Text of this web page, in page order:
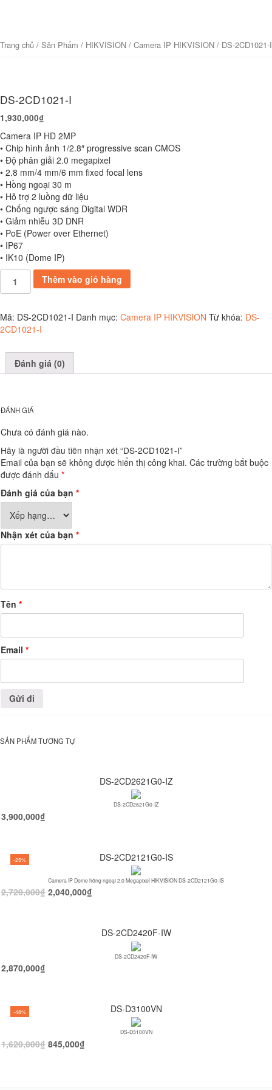
Trang chủ / Sản Phẩm / HIKVISION / Camera IP HIKVISION / DS-2CD1021-I
DS-2CD1021-I
1,930,000₫
Camera IP HD 2MP
• Chip hình ảnh 1/2.8″ progressive scan CMOS
• Độ phân giải 2.0 megapixel
• 2.8 mm/4 mm/6 mm fixed focal lens
• Hồng ngoại 30 m
• Hỗ trợ 2 luồng dữ liệu
• Chống ngược sáng Digital WDR
• Giảm nhiễu 3D DNR
• PoE (Power over Ethernet)
• IP67
• IK10 (Dome IP)
DS-
2CD1021-
số
lượng
Thêm vào giỏ hàng
Mã: DS-2CD1021-I Danh mục: Camera IP HIKVISION Từ khóa: DS-
2CD1021-I
Đánh giá (0)
ĐÁNH GIÁ
Chưa có đánh giá nào.
Hãy là người đầu tiên nhận xét “DS-2CD1021-I”
Email của bạn sẽ không được hiển thị công khai. Các trường bắt buộc
được đánh dấu *
Đánh giá của bạn *
Nhận xét của bạn *
Tên *
Email *
SẢN PHẨM TƯƠNG TỰ
DS-2CD2621G0-IZ
DS-2CD2621G0-IZ
3,900,000₫
-25% DS-2CD2121G0-IS
Camera IP Dome hồng ngoại 2.0 Megapixel HIKVISION DS-2CD2121G0-IS
2,720,000₫ 2,040,000₫
DS-2CD2420F-IW
DS-2CD2420F-IW
2,870,000₫
-48% DS-D3100VN
DS-D3100VN
1,620,000₫ 845,000₫